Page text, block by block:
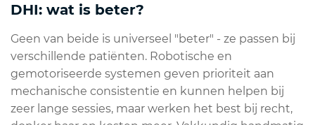
DHI: wat is beter?
Geen van beide is universeel "beter" - ze passen bij
verschillende patiënten. Robotische en
gemotoriseerde systemen geven prioriteit aan
mechanische consistentie en kunnen helpen bij
zeer lange sessies, maar werken het best bij recht,